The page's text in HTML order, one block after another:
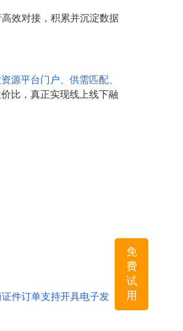
免
费
试
用
效对接，积累并沉淀数据
源平台门户、供需匹配、
比，真正实现线上线下融
件订单支持开具电子发